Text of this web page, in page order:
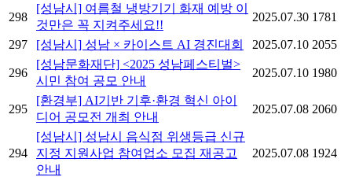
298
[성남시] 여름철 냉방기기 화재 예방 이
것만은 꼭 지켜주세요!!
2025.07.30 1781
297 [성남시] 성남 × 카이스트 AI 경진대회 2025.07.10 2055
296
[성남문화재단] <2025 성남페스티벌>
시민 참여 공모 안내
2025.07.10 1980
295
[환경부] AI기반 기후·환경 혁신 아이
디어 공모전 개최 안내
2025.07.08 2060
294
[성남시] 성남시 음식점 위생등급 신규
지정 지원사업 참여업소 모집 재공고
안내
2025.07.08 1924